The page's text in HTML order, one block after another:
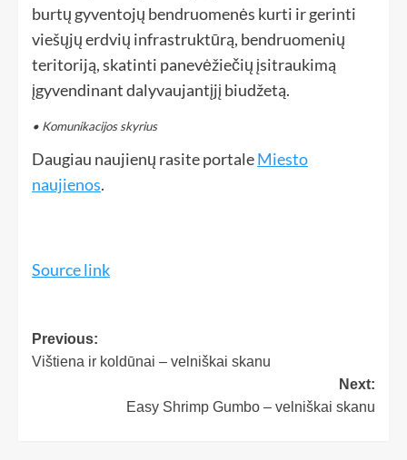
burtų gyventojų bendruomenės kurti ir gerinti
viešųjų erdvių infrastruktūrą, bendruomenių
teritoriją, skatinti panevėžiečių įsitraukimą
įgyvendinant dalyvaujantįjį biudžetą.
• Komunikacijos skyrius
Daugiau naujienų rasite portaleMiesto
naujienos.
Source link
Previous:
Vištiena ir koldūnai – velniškai skanu
Next:
Easy Shrimp Gumbo – velniškai skanu